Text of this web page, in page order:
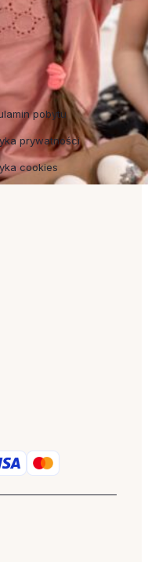
pobytu
prywatności
cookies